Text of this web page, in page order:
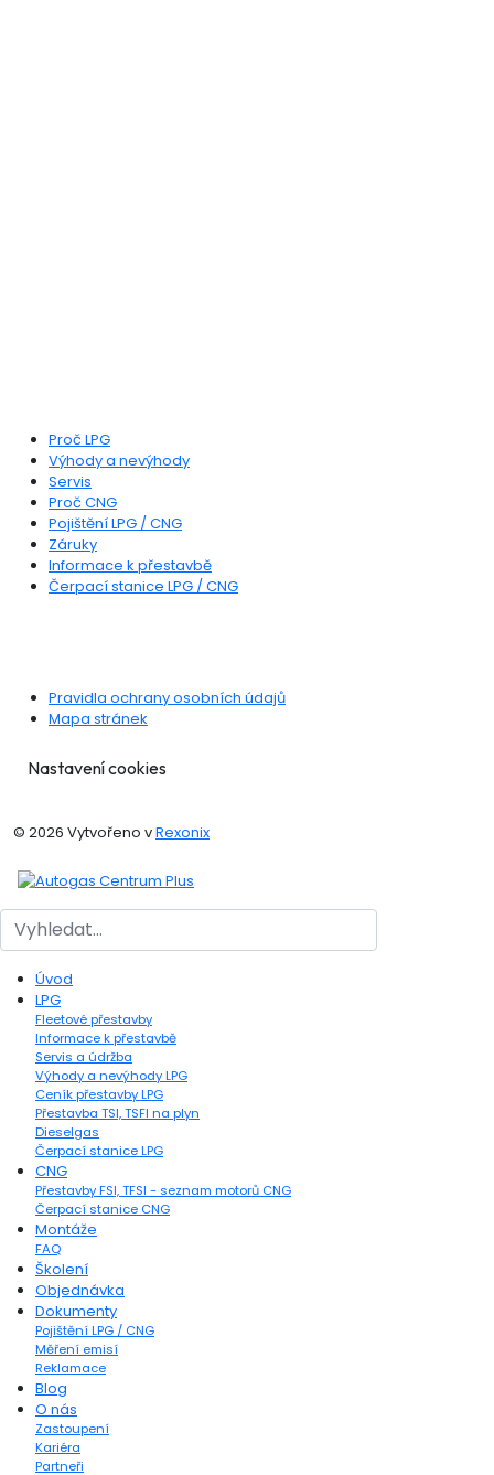
Proč LPG
Výhody a nevýhody
Servis
Proč CNG
Pojištění LPG / CNG
Záruky
Informace k přestavbě
Čerpací stanice LPG / CNG
Pravidla ochrany osobních údajů
Mapa stránek
Nastavení cookies
© 2026 Vytvořeno vRexonix
Hledat
Úvod
LPG
Fleetové přestavby
Informace k přestavbě
Servis a údržba
Výhody a nevýhody LPG
Ceník přestavby LPG
Přestavba TSI, TSFI na plyn
Dieselgas
Čerpací stanice LPG
CNG
Přestavby FSI, TFSI - seznam motorů CNG
Čerpací stanice CNG
Montáže
FAQ
Školení
Objednávka
Dokumenty
Pojištění LPG / CNG
Měření emisí
Reklamace
Blog
O nás
Zastoupení
Kariéra
Partneři